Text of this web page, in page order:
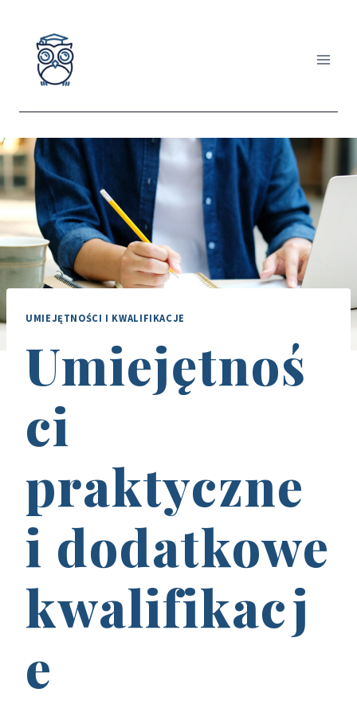
UMIEJĘTNOŚCI I KWALIFIKACJE
Umiejętnoś
ci
praktyczne
i dodatkowe
kwalifikacj
e